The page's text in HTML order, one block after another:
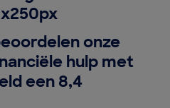
onze
hulp met
een 8,4